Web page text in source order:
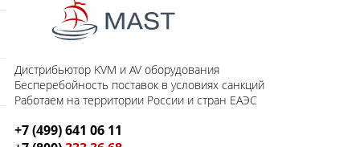
Дистрибьютор KVM и AV оборудования
Бесперебойность поставок в условиях санкций
Работаем на территории России и стран ЕАЭС
+7 (499) 641 06 11